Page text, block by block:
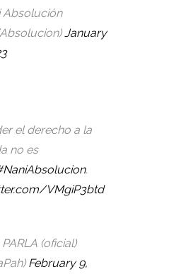
Absolución
January
el derecho a la
no es
.
VMgiP3btd
(oficial)
February 9,